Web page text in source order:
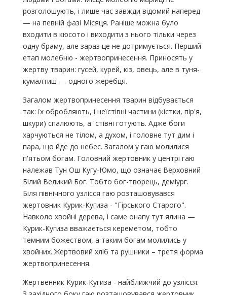
розголошують, і лише час завжди відомий наперед
— на певній фазі Місяця. Раніше можна було
входити в кюсото і виходити з нього тільки через
одну браму, але зараз це не дотримується. Перший
етап молебню - жертвопринесення. Приносять у
жертву тварин: гусей, курей, кіз, овець, але в туня-
кумалтиш — одного жеребця.
Загалом жертвопринесення тварин відбувається
так: їх обробляють, і неїстівні частини (кістки, пір'я,
шкури) спалюють, а їстівні готують. Адже боги
харчуються не тілом, а духом, і головне тут дим і
пара, що йде до небес. Загалом у гаю молилися
п'ятьом богам. Головний жертовник у центрі гаю
належав Тун Ош Кугу-Юмо, що означає Верховний
Білий Великий Бог. Тобто бог-творець, деміург.
Біля північного узлісся гаю розташовувався
жертовник Курик-Кугиза - "Гірського Старого".
Навколо хвойні дерева, і саме онапу тут ялина —
Курик-Кугиза вважається кереметом, тобто
темним божеством, а таким богам молились у
хвойних. Жертвовий хліб та рушники – третя форма
жертвопринесення.
Жертвенник Курик-Кугиза - найближчий до узлісся.